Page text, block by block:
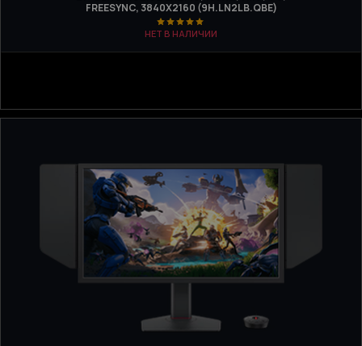
FREESYNC, 3840Х2160 (9H.LN2LB.QBE)
НЕТ В НАЛИЧИИ